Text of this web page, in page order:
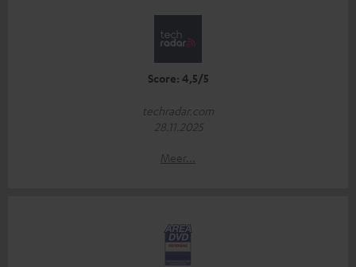
Score: 4,5/5
techradar.com
28.11.2025
Meer...